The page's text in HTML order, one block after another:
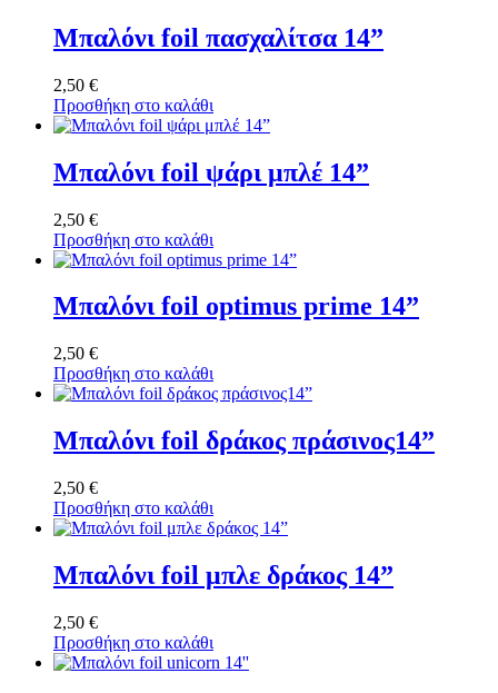
Μπαλόνι foil πασχαλίτσα 14”
2,50 €
Προσθήκη στο καλάθι
Μπαλόνι foil ψάρι μπλέ 14”
2,50 €
Προσθήκη στο καλάθι
Μπαλόνι foil optimus prime 14”
2,50 €
Προσθήκη στο καλάθι
Μπαλόνι foil δράκος πράσινος14”
2,50 €
Προσθήκη στο καλάθι
Μπαλόνι foil μπλε δράκος 14”
2,50 €
Προσθήκη στο καλάθι